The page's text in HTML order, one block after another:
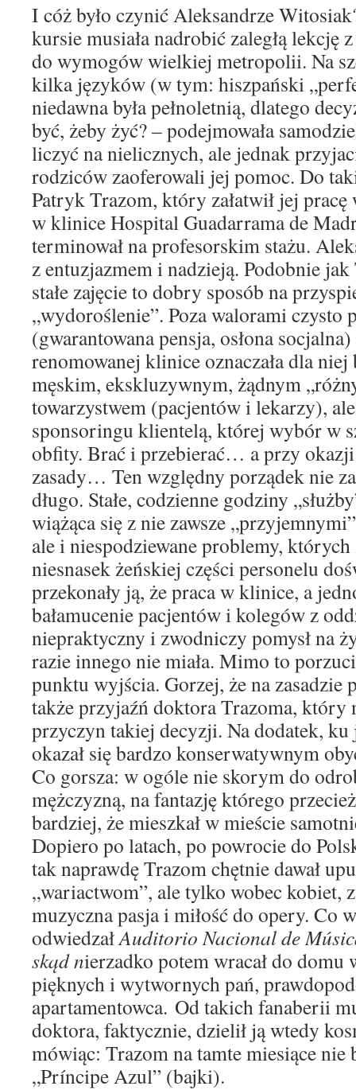
I cóż było czynić Aleksandrze
kursie musiała nadrobić zaległą lekcję
do wymogów wielkiej metropolii. Na
kilka języków (w tym: hiszpański
niedawna była pełnoletnią, dlatego
być, żeby żyć? – podejmowała
liczyć na nielicznych, ale jednak
rodziców zaoferowali jej pomoc. Do
Patryk Trazom, który załatwił jej pracę
w klinice Hospital Guadarrama de
terminował na profesorskim stażu.
z entuzjazmem i nadzieją. Podobnie jak
stałe zajęcie to dobry sposób na
„wydoroślenie”. Poza walorami czysto
(gwarantowana pensja, osłona
renomowanej klinice oznaczała dla
męskim, ekskluzywnym, żądnym
towarzystwem (pacjentów i lekarzy),
sponsoringu klientelą, której wybór w
obfity. Brać i przebierać… a przy
zasady… Ten względny porządek nie
długo. Stałe, codzienne godziny
wiążąca się z nie zawsze
ale i niespodziewane problemy,
niesnasek żeńskiej części personelu
przekonały ją, że praca w klinice, a
bałamucenie pacjentów i kolegów z
niepraktyczny i zwodniczy pomysł na
razie innego nie miała. Mimo to
punktu wyjścia. Gorzej, że na zasadzie
także przyjaźń doktora Trazoma, który
przyczyn takiej decyzji. Na dodatek,
okazał się bardzo konserwatywnym
Co gorsza: w ogóle nie skorym do
mężczyzną, na fantazję którego
bardziej, że mieszkał w mieście
Dopiero po latach, po powrocie do
tak naprawdę Trazom chętnie dawał
„wariactwom”, ale tylko wobec kobiet,
muzyczna pasja i miłość do opery. Co
odwiedzałAuditorio Nacional de
skąd nierzadko potem wracał do domu
pięknych i wytwornych pań,
apartamentowca. Od takich fanaberii
doktora, faktycznie, dzielił ją wtedy
mówiąc: Trazom na tamte miesiące nie
„Príncipe Azul” (bajki).